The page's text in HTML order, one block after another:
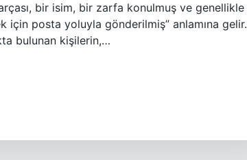
bir isim, bir zarfa konulmuş ve genellikle
posta yoluyla gönderilmiş” anlamına gelir.
bulunan kişilerin,…